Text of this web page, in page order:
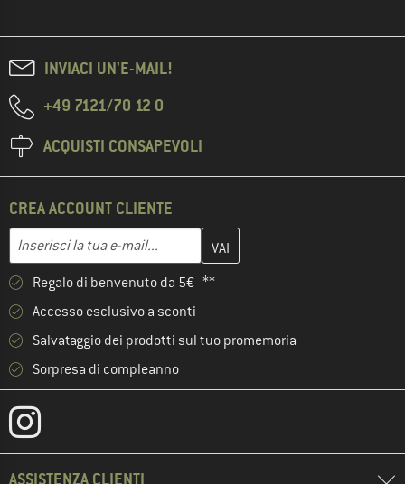
INVIACI UN'E-MAIL!
+49 7121/70 12 0
ACQUISTI CONSAPEVOLI
CREA ACCOUNT CLIENTE
Indirizzo e-mail
Inserisci qui il tuo indirizzo e-mail e crea il tuo account cliente
Regalo di benvenuto da 5€ **
Accesso esclusivo a sconti
Salvataggio dei prodotti sul tuo promemoria
Sorpresa di compleanno
ASSISTENZA CLIENTI